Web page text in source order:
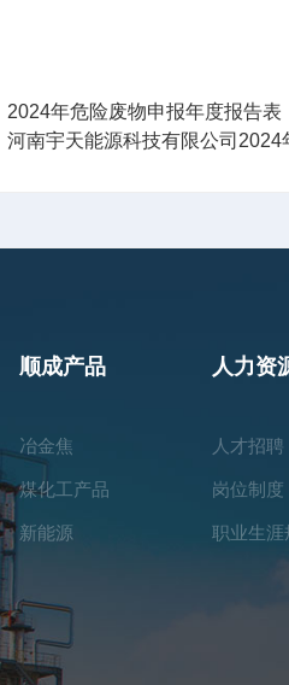
2024年危险废物申报年度报告表
河南宇天能源科技有限公司
顺成产品
冶金焦
煤化工产品
新能源
人力资
人才招聘
岗位制度
职业生涯